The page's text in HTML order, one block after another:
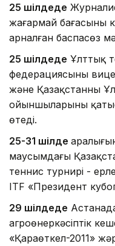
25 шілдеде
жағармай бағасының
арналған баспасөз
25 шілдеде Ұлттық
федерациясының
және Қазақстанның
ойыншыларының
өтеді.
25-31 шілде
маусымдағы
теннис турнирі -
ITF «Президент
29 шілдеде
агроөнеркәсіптік
«Қараөткел-2011»